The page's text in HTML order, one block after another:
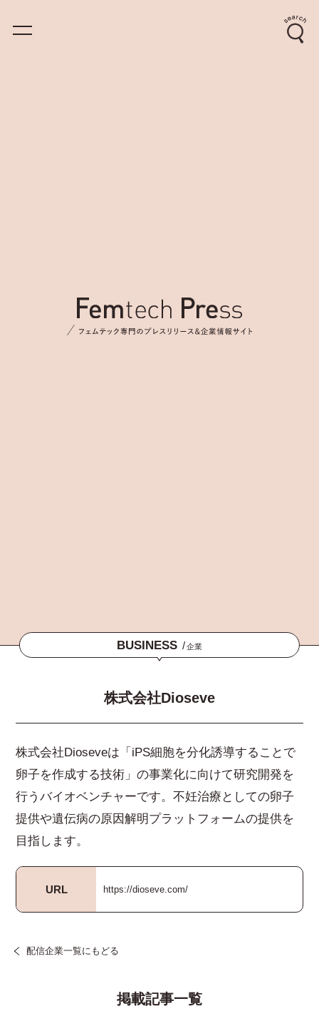
BUSINESS /企業
株式会社Dioseve
株式会社Dioseveは「iPS細胞を分化誘導することで
卵子を作成する技術」の事業化に向けて研究開発を
行うバイオベンチャーです。不妊治療としての卵子
提供や遺伝病の原因解明プラットフォームの提供を
目指します。
URL https://dioseve.com/
配信企業一覧にもどる
掲載記事一覧